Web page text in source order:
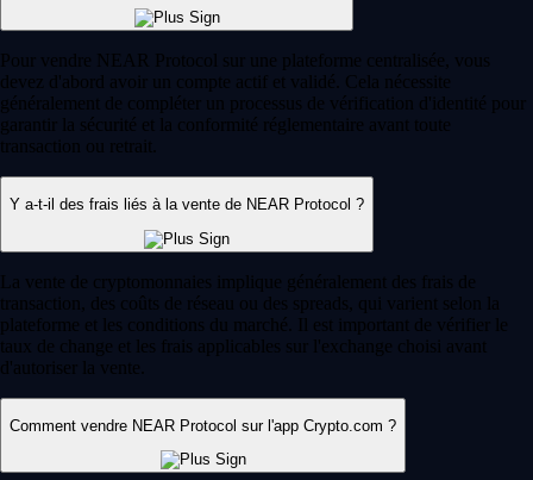
Pour vendre NEAR Protocol sur une plateforme centralisée, vous
devez d'abord avoir un compte actif et validé. Cela nécessite
généralement de compléter un processus de vérification d'identité pour
garantir la sécurité et la conformité réglementaire avant toute
transaction ou retrait.
Y a-t-il des frais liés à la vente de NEAR Protocol ?
La vente de cryptomonnaies implique généralement des frais de
transaction, des coûts de réseau ou des spreads, qui varient selon la
plateforme et les conditions du marché. Il est important de vérifier le
taux de change et les frais applicables sur l'exchange choisi avant
d'autoriser la vente.
Comment vendre NEAR Protocol sur l'app Crypto.com ?